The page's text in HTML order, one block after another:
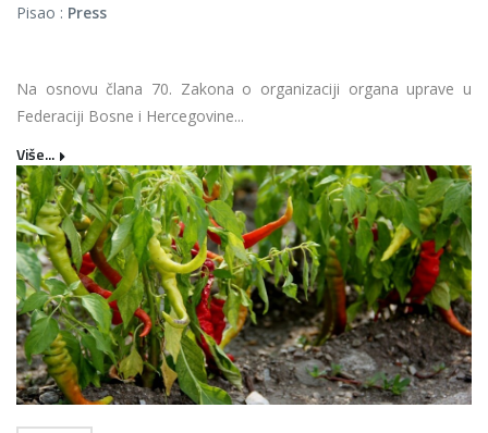
Pisao : Press
Na osnovu člana 70. Zakona o organizaciji organa uprave u
Federaciji Bosne i Hercegovine...
Više...